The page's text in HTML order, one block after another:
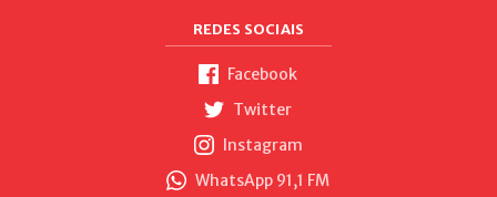
REDES SOCIAIS
Facebook
Twitter
Instagram
WhatsApp 91,1 FM